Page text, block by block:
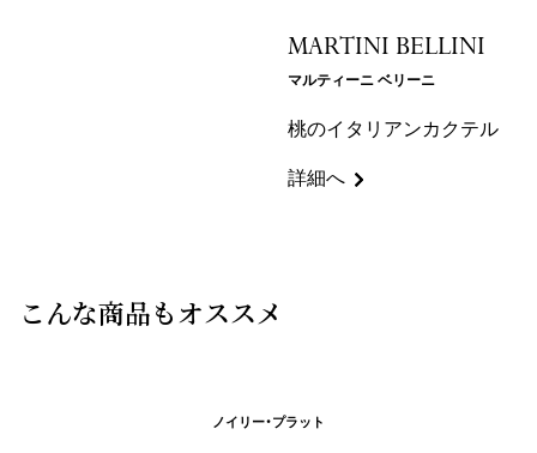
MARTINI BELLINI
マルティーニ ベリーニ
桃のイタリアンカクテル
詳細へ
こんな商品もオススメ
ノイリー・プラット